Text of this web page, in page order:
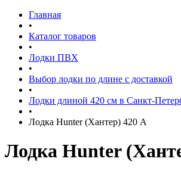
Главная
•
Каталог товаров
•
Лодки ПВХ
•
Выбор лодки по длине c доставкой
•
Лодки длиной 420 см в Санкт-
•
Лодка Hunter (Хантер) 420 А
Лодка Hunter